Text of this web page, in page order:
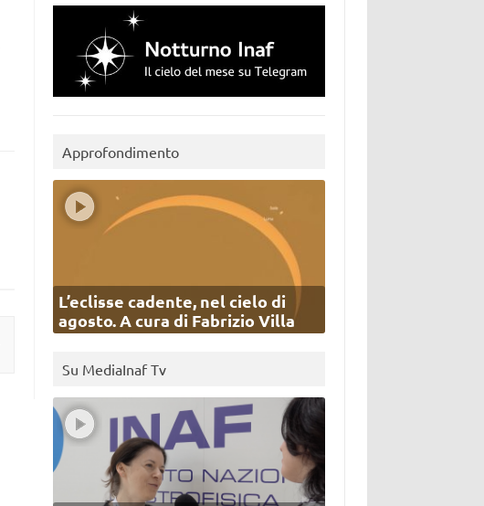
Approfondimento
L’eclisse cadente, nel cielo di
agosto. A cura di Fabrizio Villa
Su MediaInaf Tv